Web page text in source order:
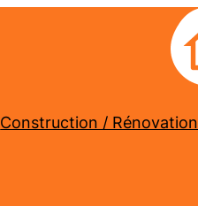
Construction / Rénovation